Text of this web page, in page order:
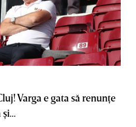
Varga e gata să renunţe